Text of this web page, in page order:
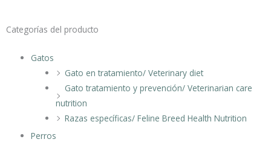
Categorías del producto
Gatos
Gato en tratamiento/ Veterinary diet
Gato tratamiento y prevención/ Veterinarian care
nutrition
Razas específicas/ Feline Breed Health Nutrition
Perros
p